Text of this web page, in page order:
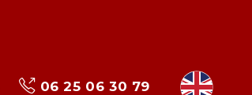
06 25 06 30 79